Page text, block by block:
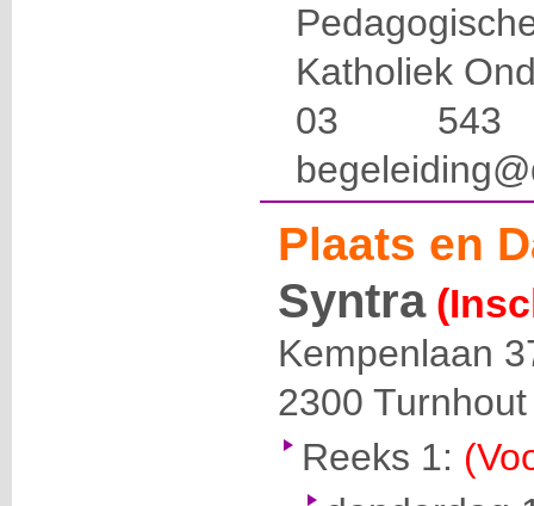
Katholiek
03
Plaats en
Syntra
Kempenlaan
2300 Turnhout
Reeks 1: